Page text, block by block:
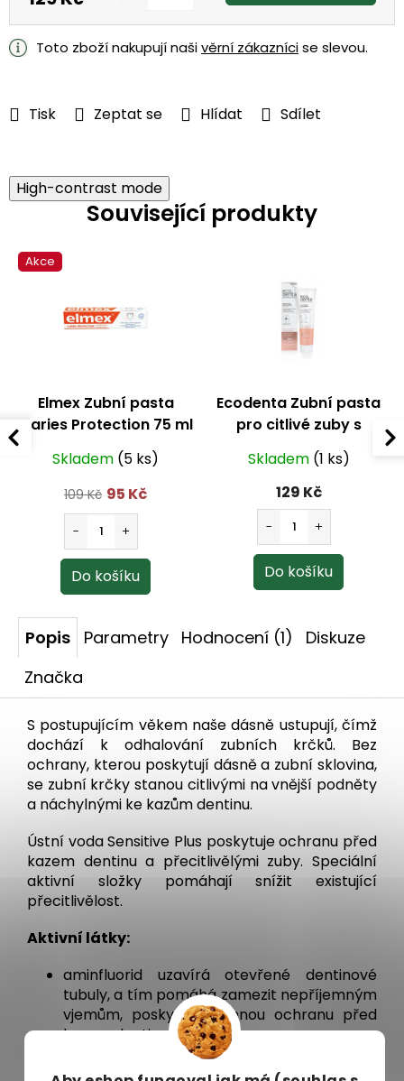
Tisk Zeptat se Hlídat Sdílet
Toto zboží nakupují našivěrní zákaznícise slevou.
High-contrast mode
Související produkty
Akce
Elmex Zubní pasta
Caries Protection 75 ml
Skladem (5 ks)
109 Kč 95 Kč
Ecodenta Zubní pasta
pro citlivé zuby s
bělicím účinkem
(Sensitive Whitening
Toothpaste) 100 ml
Skladem (1 ks)
129 Kč
Popis Parametry Hodnocení (1)
Diskuze
Značka
S postupujícím věkem naše dásně ustupují, čímž
dochází k odhalování zubních krčků. Bez
ochrany, kterou poskytují dásně a zubní sklovina,
se zubní krčky stanou citlivými na vnější podněty
a náchylnými ke kazům dentinu.
Ústní voda Sensitive Plus poskytuje ochranu před
kazem dentinu a přecitlivělými zuby. Speciální
aktivní složky pomáhají snížit existující
přecitlivělost.
Aktivní látky:
aminfluorid uzavírá otevřené dentinové
tubuly, a tím pomáhá zamezit nepříjemným
vjemům, poskytuje účinnou ochranu před
kazem dentinu.